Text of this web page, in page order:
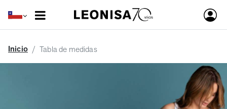
Inicio Tabla de medidas